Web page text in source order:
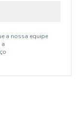
a nossa equipe